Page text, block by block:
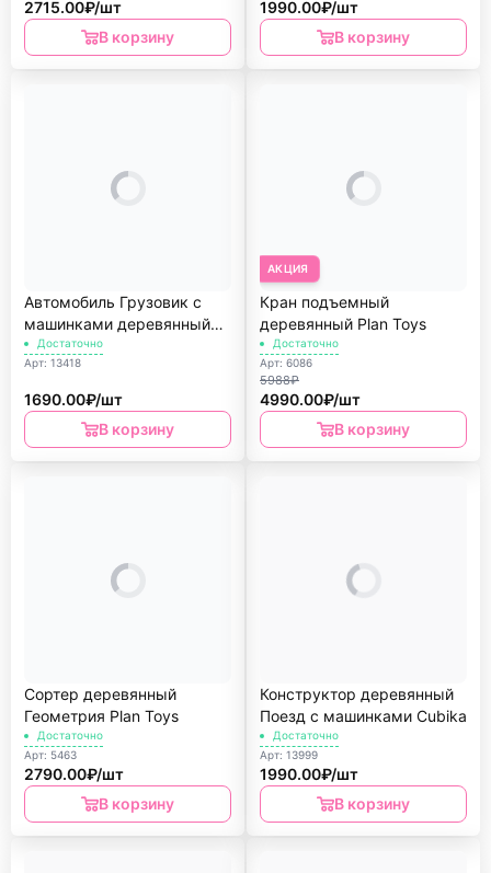
2715.00₽/шт
В корзину
1990.00₽/шт
В корзину
Автомобиль Грузовик с
машинками деревянный
Cubika
Достаточно
Арт: 13418
1690.00₽/шт
В корзину
АКЦИЯ
Кран подъемный
деревянный Plan Toys
Достаточно
Арт: 6086
5988₽
4990.00₽/шт
В корзину
Сортер деревянный
Геометрия Plan Toys
Достаточно
Арт: 5463
2790.00₽/шт
В корзину
Конструктор деревянный
Поезд с машинками Cubika
Достаточно
Арт: 13999
1990.00₽/шт
В корзину